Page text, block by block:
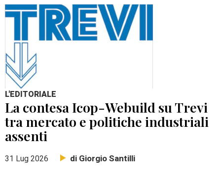
L'EDITORIALE
La contesa Icop-Webuild su Trevi
tra mercato e politiche industriali
assenti
31 Lug 2026 di Giorgio Santilli